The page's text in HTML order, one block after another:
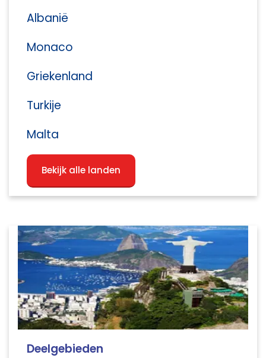
Albanië
Monaco
Griekenland
Turkije
Malta
Bekijk alle landen
Deelgebieden